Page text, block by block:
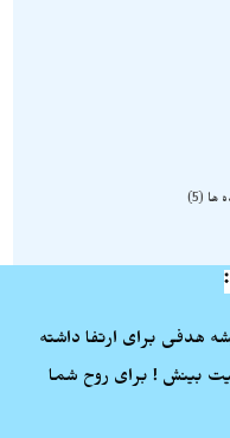
ها
5
هدفی برای ارتفا داشته
بینش ! برای روح شما